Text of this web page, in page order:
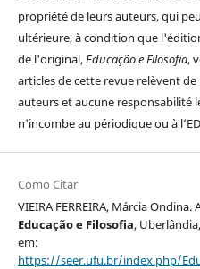
propriété de leurs auteurs, qui
ultérieure, à condition que
de l'original,Educação e Filosofia,
articles de cette revue relèvent
auteurs et aucune responsabilité
n'incombe au périodique ou à
Como Citar
VIEIRA FERREIRA, Márcia
Educação e Filosofia,
em:
https://seer.ufu.br/index.php/